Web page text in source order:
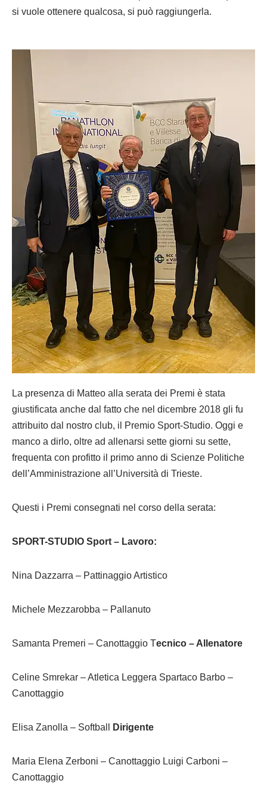
si vuole ottenere qualcosa, si può raggiungerla.
La presenza di Matteo alla serata dei Premi è stata
giustificata anche dal fatto che nel dicembre 2018 gli fu
attribuito dal nostro club, il Premio Sport-Studio. Oggi e
manco a dirlo, oltre ad allenarsi sette giorni su sette,
frequenta con profitto il primo anno di Scienze Politiche
dell’Amministrazione all’Università di Trieste.
Questi i Premi consegnati nel corso della serata:
SPORT-STUDIO Sport – Lavoro:
Nina Dazzarra – Pattinaggio Artistico
Michele Mezzarobba – Pallanuto
Samanta Premeri – Canottaggio Tecnico – Allenatore
Celine Smrekar – Atletica Leggera Spartaco Barbo –
Canottaggio
Elisa Zanolla – Softball Dirigente
Maria Elena Zerboni – Canottaggio Luigi Carboni –
Canottaggio